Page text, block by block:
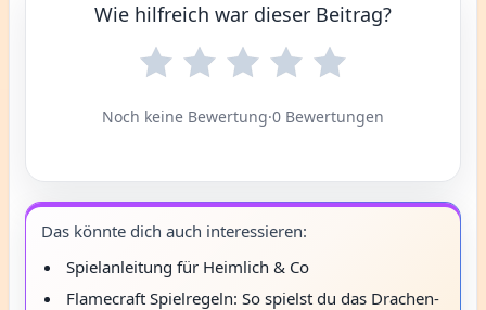
Wie hilfreich war dieser Beitrag?
Noch keine Bewertung·0 Bewertungen
Das könnte dich auch interessieren:
Spielanleitung für Heimlich & Co
Flamecraft Spielregeln: So spielst du das Drachen-